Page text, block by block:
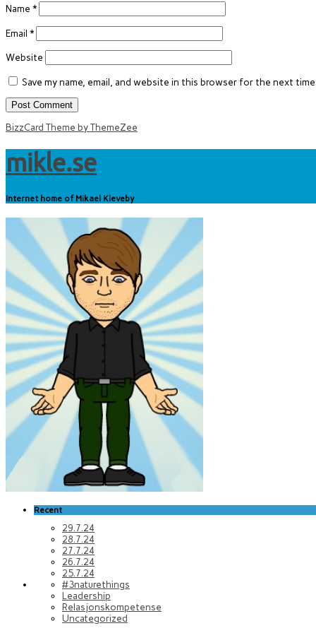
Name *
Email *
Website
Save my name, email, and website in this browser for the next
BizzCard Theme by ThemeZee
mikle.se
Internet home of Mikael Kleveby
Recent
29.7.24
28.7.24
27.7.24
26.7.24
25.7.24
#3naturethings
Leadership
Relasjonskompetense
Uncategorized